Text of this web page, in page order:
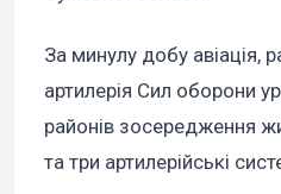
За минулу добу авіація,
артилерія Сил оборони
районів зосередження
та три артилерійські